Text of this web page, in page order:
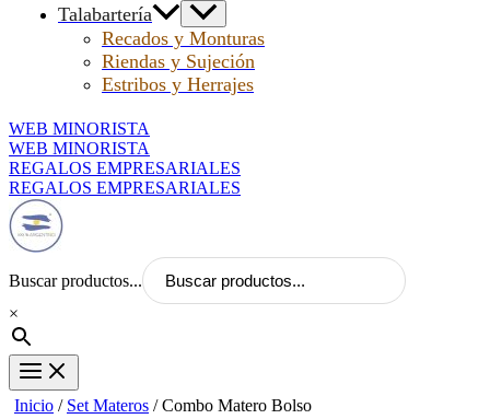
Talabartería
Recados y Monturas
Riendas y Sujeción
Estribos y Herrajes
WEB MINORISTA
WEB MINORISTA
REGALOS EMPRESARIALES
REGALOS EMPRESARIALES
Buscar productos...
×
Inicio / Set Materos / Combo Matero Bolso